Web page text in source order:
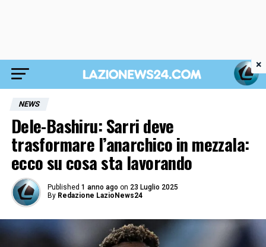
NEWS
Dele-Bashiru: Sarri deve
trasformare l’anarchico in mezzala:
ecco su cosa sta lavorando
Published 1 anno ago on 23 Luglio 2025
By Redazione LazioNews24
×